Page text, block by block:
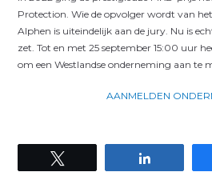
Protection. Wie de opvolger wordt van
Alphen is uiteindelijk aan de jury. Nu is
zet. Tot en met 25 september 15:00 uur
om een Westlandse onderneming aan te
AANMELDEN